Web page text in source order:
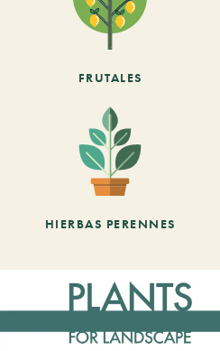
FRUTALES
HIERBAS PERENNES